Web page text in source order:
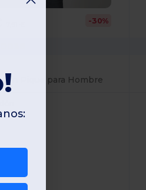
-30%
Pique para Hombre